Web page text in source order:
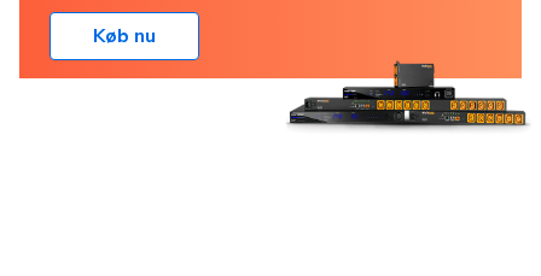
Køb nu